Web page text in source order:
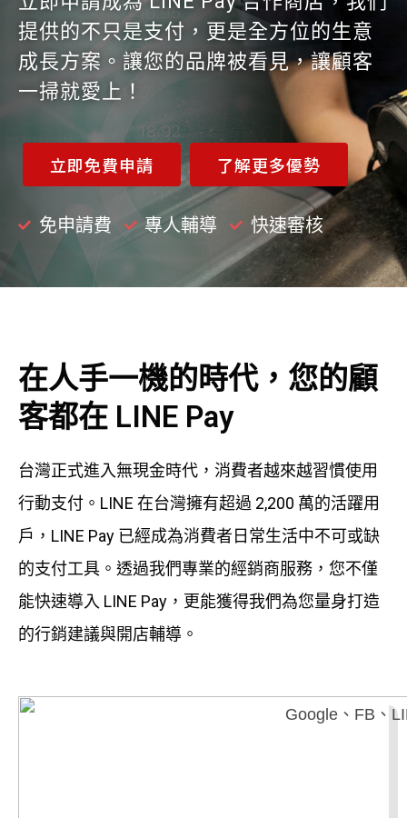
提供的不只是支付，更是全方位的生意
成長方案。讓您的品牌被看見，讓顧客
一掃就愛上！
立即免費申請 了解更多優勢
免申請費 專人輔導 快速審核
在人手一機的時代，您的顧
客都在 LINE Pay
台灣正式進入無現金時代，消費者越來越習慣使用
行動支付。LINE 在台灣擁有超過 2,200 萬的活躍用
戶，LINE Pay 已經成為消費者日常生活中不可或缺
的支付工具。透過我們專業的經銷商服務，您不僅
能快速導入 LINE Pay，更能獲得我們為您量身打造
的行銷建議與開店輔導。